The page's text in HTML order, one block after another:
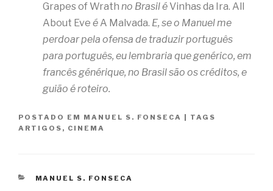
Grapes of Wrath no Brasil é Vinhas da Ira. All
About Eve é A Malvada. E, se o Manuel me
perdoar pela ofensa de traduzir português
para português, eu lembraria que genérico, em
francês générique, no Brasil são os créditos, e
guião é roteiro.
POSTADO EM MANUEL S. FONSECA
TAGS
ARTIGOS , CINEMA
CATEGORIAS
MANUEL S. FONSECA